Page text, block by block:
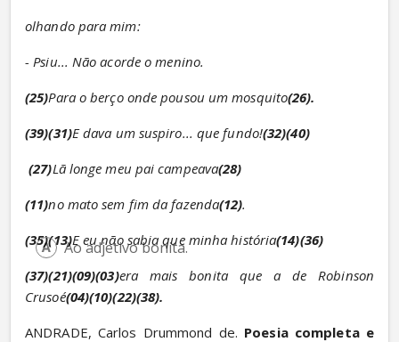
olhando para mim:
- Psiu... Não acorde o menino.
(25)Para o berço onde pousou um mosquito(26).
(39)(31)E dava um suspiro... que fundo!(32)(40)
(27)Lã longe meu pai campeava(28)
(11)no mato sem fim da fazenda(12).
(35)(13)E eu não sabia que minha história(14)(36)
(37)(21)(09)(03)era mais bonita que a de Robinson
Crusoé(04)(10)(22)(38).
ANDRADE, Carlos Drummond de. Poesia completa e
Ao adjetivo bonita.